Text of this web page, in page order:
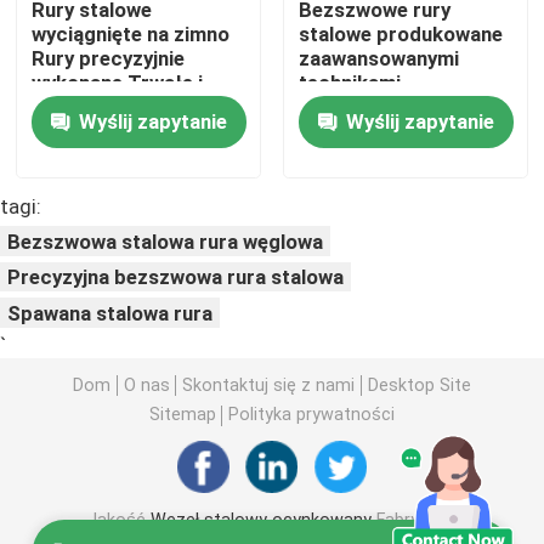
Cewka stalowa PPGI
Cewka ze stali węglowej
Wiązka H ze stali węglowej
stos blachy stalowej
Wzmocnione stalowe pręty
Kątownik ze stali węglowej
Rury stalowe
wyciągnięte na zimno
Rury precyzyjnie
wykonane Trwałe i
odporne na korozję
Nadające się do
zastosowań
Wyślij zapytanie
Bezszwowe rury
stalowe produkowane
zaawansowanymi
technikami,
zapewniające
trwałość i
niezawodność w
Wyślij zapytanie
tagi:
Bezszwowa stalowa rura węglowa
Precyzyjna bezszwowa rura stalowa
Spawana stalowa rura
`
Dom O nas Skontaktuj się z nami
Desktop Site
Sitemap
Polityka prywatności
JakośćWęzeł stalowy ocynkowanyFabryka w